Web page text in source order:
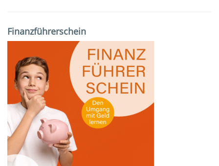
Finanzführerschein